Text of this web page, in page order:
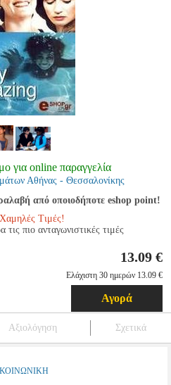
για online παραγγελία
Αθήνας - Θεσσαλονίκης
από οποιοδήποτε eshop point!
Τιμές!
πιο ανταγωνιστικές τιμές
13.09 €
Ελάχιστη 30 ημερών 13.09 €
Αγορά
Αξιολόγηση Σχετικά
ΚΟΙΝΩΝΙΚΗ